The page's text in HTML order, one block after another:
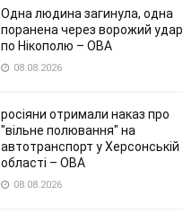
Одна людина загинула, одна
поранена через ворожий удар
по Нікополю – ОВА
08.08.2026
росіяни отримали наказ про
"вільне полювання" на
автотранспорт у Херсонській
області – ОВА
08.08.2026